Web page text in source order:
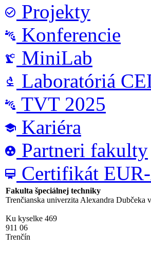
check_circle_outline Projekty
connect_without_contact Konferencie
precision_manufacturing MiniLab
biotech Laboratóriá
connect_without_contact TVT 2025
school Kariéra
group_work Partneri fakulty
card_membership Certifikát
Fakulta špeciálnej techniky
Trenčianska univerzita Alexandra Dubčeka
Ku kyselke 469
911 06
Trenčín